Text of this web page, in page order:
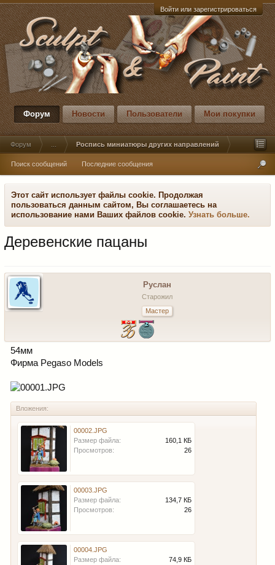
Войти или зарегистрироваться
Форум Новости Пользователи Мои покупки
Форум Роспись миниатюры других направлений
Поиск сообщений Последние сообщения
Этот сайт использует файлы cookie. Продолжая
пользоваться данным сайтом, Вы соглашаетесь на
использование нами Ваших файлов cookie. Узнать больше.
Деревенские пацаны
Руслан
Старожил
Мастер
54мм
Фирма Pegaso Models
Вложения:
00002.JPG
Размер файла:
160,1 КБ
Просмотров:
26
00003.JPG
Размер файла:
134,7 КБ
Просмотров:
26
00004.JPG
Размер файла:
74,9 КБ